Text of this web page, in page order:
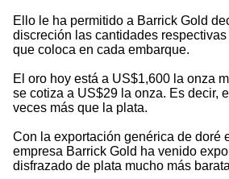
Ello le ha permitido a Barrick Gold
discreción las cantidades
que coloca en cada embarque.
El oro hoy está a US$1,600 la onza
se cotiza a US$29 la onza. Es decir,
veces más que la plata.
Con la exportación genérica de doré
empresa Barrick Gold ha venido
disfrazado de plata mucho más